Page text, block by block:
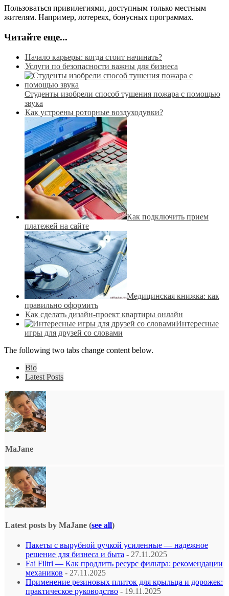
Пользоваться привилегиями, доступным только местным
жителям. Например, лотереях, бонусных программах.
Читайте еще...
Начало карьеры: когда стоит начинать?
Услуги по безопасности важны для бизнеса
Студенты изобрели способ тушения пожара с помощью
звука
Как устроены роторные воздуходувки?
Как подключить прием
платежей на сайте
Медицинская книжка: как
правильно оформить
Как сделать дизайн-проект квартиры онлайн
Интересные
игры для друзей со словами
The following two tabs change content below.
Bio
Latest Posts
MaJane
Latest posts by MaJane (see all)
Пакеты с вырубной ручкой усиленные — надежное
решение для бизнеса и быта - 27.11.2025
Fai Filtri — Как продлить ресурс фильтра: рекомендации
механиков - 27.11.2025
Применение резиновых плиток для крыльца и дорожек:
практическое руководство - 19.11.2025